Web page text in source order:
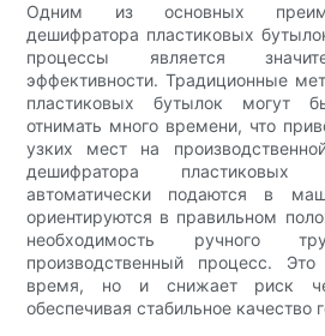
Одним из основных
дешифратора пластиковых
процессы является
эффективности. Традиционные
пластиковых бутылок могут
отнимать много времени, что
узких мест на
дешифратора пластиковых
автоматически подаются в
ориентируются в правильном
необходимость ручного
производственный процесс.
время, но и снижает риск
обеспечивая стабильное качество